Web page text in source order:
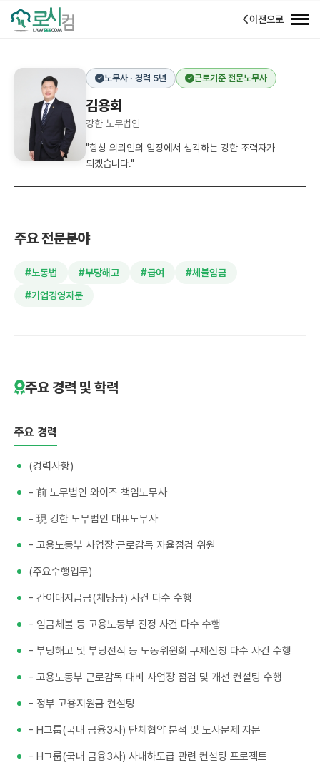
이전으로
노무사 · 경력 5년 근로기준 전문노무사
김용회
강한 노무법인
"항상 의뢰인의 입장에서 생각하는 강한 조력자가
되겠습니다."
주요 전문분야
#노동법 #부당해고 #급여
#체불임금
#기업경영자문
주요 경력 및 학력
주요 경력
(경력사항)
- 前 노무법인 와이즈 책임노무사
- 現 강한 노무법인 대표노무사
- 고용노동부 사업장 근로감독 자율점검 위원
(주요수행업무)
- 간이대지급금(체당금) 사건 다수 수행
- 임금체불 등 고용노동부 진정 사건 다수 수행
- 부당해고 및 부당전직 등 노동위원회 구제신청 다수 사건 수행
- 고용노동부 근로감독 대비 사업장 점검 및 개선 컨설팅 수행
- 정부 고용지원금 컨설팅
- H그룹(국내 금융3사) 단체협약 분석 및 노사문제 자문
- H그룹(국내 금융3사) 사내하도급 관련 컨설팅 프로젝트